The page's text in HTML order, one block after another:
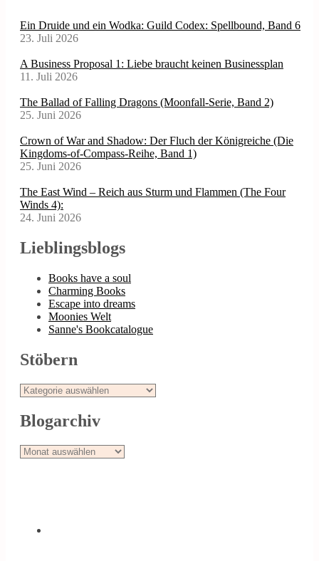
Ein Druide und ein Wodka: Guild Codex: Spellbound, Band 6
23. Juli 2026
A Business Proposal 1: Liebe braucht keinen Businessplan
11. Juli 2026
The Ballad of Falling Dragons (Moonfall-Serie, Band 2)
25. Juni 2026
Crown of War and Shadow: Der Fluch der Königreiche (Die
Kingdoms-of-Compass-Reihe, Band 1)
25. Juni 2026
The East Wind – Reich aus Sturm und Flammen (The Four
Winds 4):
24. Juni 2026
Lieblingsblogs
Books have a soul
Charming Books
Escape into dreams
Moonies Welt
Sanne's Bookcatalogue
Stöbern
Stöbern
Blogarchiv
Blogarchiv